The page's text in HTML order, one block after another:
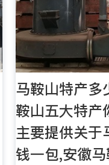
马鞍山特产多
鞍山五大特产
主要提供关于
钱一包,安徽